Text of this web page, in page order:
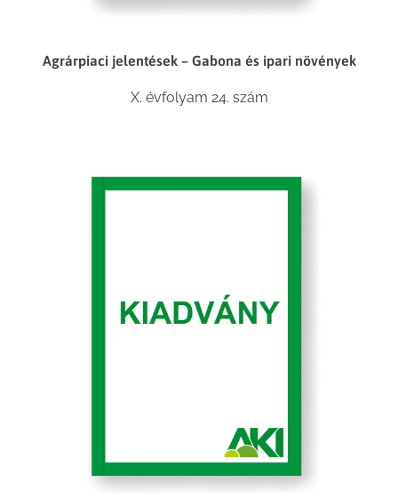
Agrárpiaci jelentések – Gabona és ipari növények
X. évfolyam 24. szám